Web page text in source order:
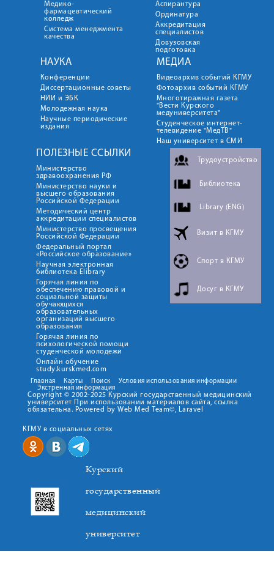
Медико-
фармацевтический
колледж
Система менеджмента
качества
Аспирантура
Ординатура
Аккредитация
специалистов
Довузовская
подготовка
НАУКА
Конференции
Диссертационные советы
НИИ и ЭБК
Молодежная наука
Научные периодические
издания
МЕДИА
Видеоархив событий КГМУ
Фотоархив событий КГМУ
Многотиражная газета
"Вести Курского
медуниверситета"
Студенческое интернет-
телевидение "МедТВ"
Наш университет в СМИ
ПОЛЕЗНЫЕ ССЫЛКИ
Министерство
здравоохранения РФ
Министерство науки и
высшего образования
Российской Федерации
Методический центр
аккредитации специалистов
Министерство просвещения
Российской Федерации
Федеральный портал
«Российское образование»
Научная электронная
библиотека Elibrary
Горячая линия по
обеспечению правовой и
социальной защиты
обучающихся
образовательных
организаций высшего
образования
Горячая линия по
психологической помощи
студенческой молодежи
Онлайн обучение
study.kurskmed.com
Трудоустройство
Библиотека
Library (ENG)
Визит в КГМУ
Спорт в КГМУ
Досуг в КГМУ
Главная Карты Поиск
Условия использования информации
Экстренная информация
Copyright © 2002-2025 Курский государственный медицинский
университет При использовании материалов сайта, ссылка
обязательна. Powered by Web Med Team©, Laravel
КГМУ в социальных сетях
Курский
государственный
медицинский
университет